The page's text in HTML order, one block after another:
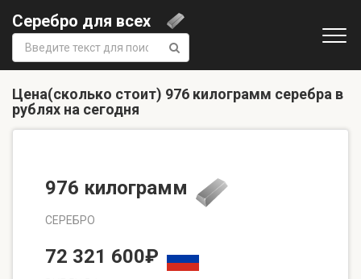
Серебро для всех
Поиск:
Цена(сколько стоит) 976 килограмм серебра в
рублях на сегодня
976 килограмм
СЕРЕБРО
72 321 600₽